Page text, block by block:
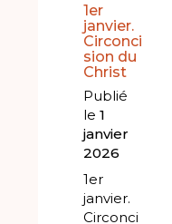
1er
janvier.
Circonci
sion du
Christ
Publié
le1
janvier
2026
1er
janvier.
Circonci